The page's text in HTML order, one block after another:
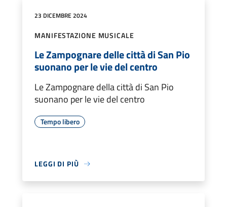
23 DICEMBRE 2024
MANIFESTAZIONE MUSICALE
Le Zampognare delle città di San Pio
suonano per le vie del centro
Le Zampognare della città di San Pio
suonano per le vie del centro
Tempo libero
LEGGI DI PIÙ